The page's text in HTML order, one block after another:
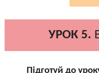
УРОК 5.
Підготуй до